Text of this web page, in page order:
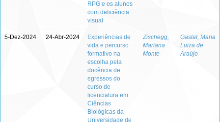
RPG e os alunos
com deficiência
visual
5-Dez-2024 24-Abr-2024
Experiências de
vida e percurso
formativo na
escolha pela
docência de
egressos do
curso de
licenciatura em
Ciências
Biológicas da
Universidade de
Zischegg,
Mariana
Monte
Gastal, Maria
Luiza de
Araújo